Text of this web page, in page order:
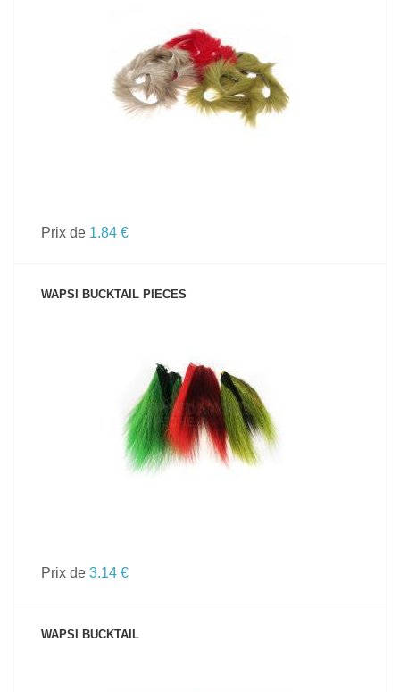
VOIR LE PRODUIT
Prix de 1.84 €
WAPSI BUCKTAIL PIECES
VOIR LE PRODUIT
Prix de 3.14 €
WAPSI BUCKTAIL